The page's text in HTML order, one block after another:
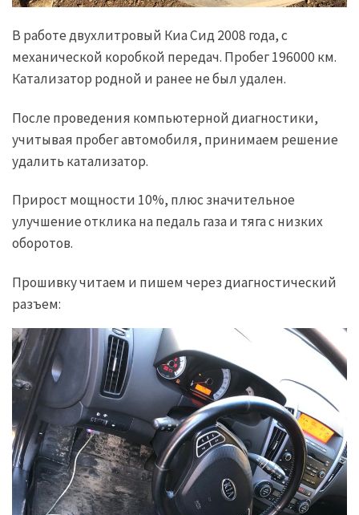
В работе двухлитровый Киа Сид 2008 года, с
механической коробкой передач. Пробег 196000 км.
Катализатор родной и ранее не был удален.
После проведения компьютерной диагностики,
учитывая пробег автомобиля, принимаем решение
удалить катализатор.
Прирост мощности 10%, плюс значительное
улучшение отклика на педаль газа и тяга с низких
оборотов.
Прошивку читаем и пишем через диагностический
разъем: